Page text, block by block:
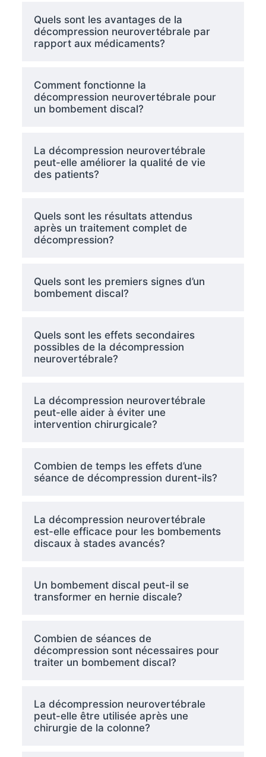
Quels sont les avantages de la
décompression neurovertébrale par
rapport aux médicaments?
Comment fonctionne la
décompression neurovertébrale pour
un bombement discal?
La décompression neurovertébrale
peut-elle améliorer la qualité de vie
des patients?
Quels sont les résultats attendus
après un traitement complet de
décompression?
Quels sont les premiers signes d’un
bombement discal?
Quels sont les effets secondaires
possibles de la décompression
neurovertébrale?
La décompression neurovertébrale
peut-elle aider à éviter une
intervention chirurgicale?
Combien de temps les effets d’une
séance de décompression durent-ils?
La décompression neurovertébrale
est-elle efficace pour les bombements
discaux à stades avancés?
Un bombement discal peut-il se
transformer en hernie discale?
Combien de séances de
décompression sont nécessaires pour
traiter un bombement discal?
La décompression neurovertébrale
peut-elle être utilisée après une
chirurgie de la colonne?